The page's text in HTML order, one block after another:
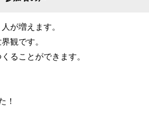
が増えます。
観です。
ることができます。
！